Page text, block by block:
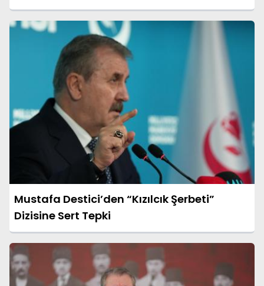
Mustafa Destici’den “Kızılcık Şerbeti”
Dizisine Sert Tepki